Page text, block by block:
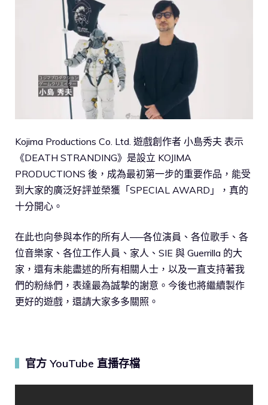
Kojima Productions Co. Ltd. 遊戲創作者 小島秀夫 表示
《DEATH STRANDING》是設立 KOJIMA
PRODUCTIONS 後，成為最初第一步的重要作品，能受
到大家的廣泛好評並榮獲「SPECIAL AWARD」，真的
十分開心。
在此也向參與本作的所有人──各位演員、各位歌手、各
位音樂家、各位工作人員、家人、SIE 與 Guerrilla 的大
家，還有未能盡述的所有相關人士，以及一直支持著我
們的粉絲們，表達最為誠摯的謝意。今後也將繼續製作
更好的遊戲，還請大家多多關照。
官方 YouTube 直播存檔